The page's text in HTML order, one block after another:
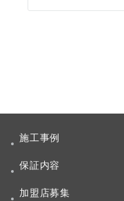
施工事例
保証内容
加盟店募集